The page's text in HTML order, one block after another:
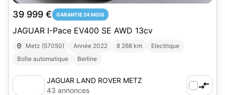
39 999 € GARANTIE 24 MOIS
JAGUAR I-Pace EV400 SE AWD 13cv
Metz (57050) Année 2022 8 268 km
Electrique
Boîte automatique
Berline
JAGUAR LAND ROVER METZ
43 annonces